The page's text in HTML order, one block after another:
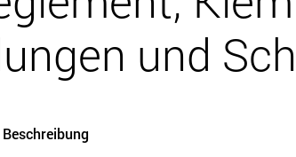
und
Beschreibung